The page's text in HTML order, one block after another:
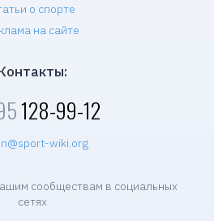
о спорте
на сайте
128-99-12
wiki.org
сообществам в социальных
сетях